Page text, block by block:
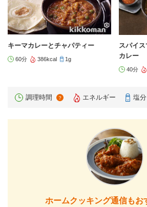
キーマカレーとチャパティー
60分 386kcal 1g
スパイ
カレー
40分
調理時間 ？ エネルギー 塩分
ホームクッキング通信もお